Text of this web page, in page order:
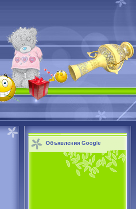
Объявления Google